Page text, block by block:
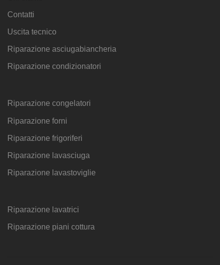
Contatti
Uscita tecnico
Riparazione asciugabiancheria
Riparazione condizionatori
Riparazione congelatori
Riparazione forni
Riparazione frigoriferi
Riparazione lavasciuga
Riparazione lavastoviglie
Riparazione lavatrici
Riparazione piani cottura